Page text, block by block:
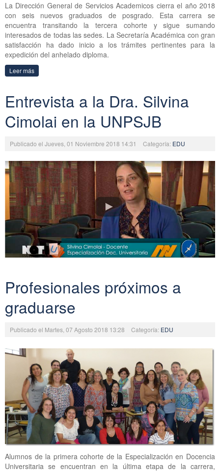
La Dirección General de Servicios Academicos cierra el año 2018
con seis nuevos graduados de posgrado. Esta carrera se
encuentra transitando la tercera cohorte y sigue sumando
interesados de todas las sedes. La Secretaría Académica con gran
satisfacción ha dado inicio a los trámites pertinentes para la
expedición del anhelado diploma.
Leer más
Entrevista a la Dra. Silvina
Cimolai en la UNPSJB
Publicado el Jueves, 01 Noviembre 2018 14:31 Categoría: EDU
Profesionales próximos a
graduarse
Publicado el Martes, 07 Agosto 2018 13:28 Categoría: EDU
Alumnos de la primera cohorte de la Especialización en Docencia
Universitaria se encuentran en la última etapa de la carrera,